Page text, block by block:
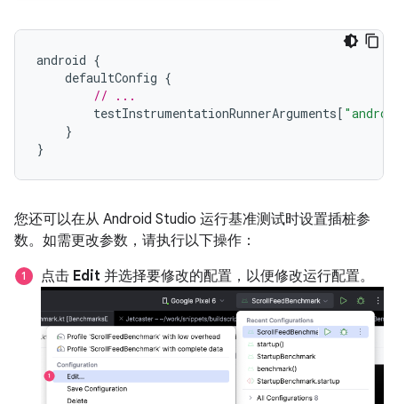
android {
defaultConfig {
// ...
testInstrumentationRunnerArguments[
}
}
您还可以在从 Android Studio 运行基准测试时设置插桩参
数。如需更改参数，请执行以下操作：
点击 Edit 并选择要修改的配置，以便修改运行配置。